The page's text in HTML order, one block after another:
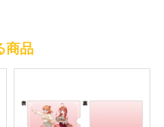
商品